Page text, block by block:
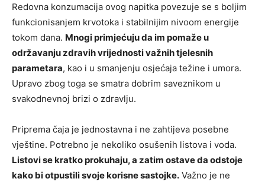
Redovna konzumacija ovog napitka povezuje se s boljim
funkcionisanjem krvotoka i stabilnijim nivoom energije
tokom dana. Mnogi primjećuju da im pomaže u
održavanju zdravih vrijednosti važnih tjelesnih
parametara, kao i u smanjenju osjećaja težine i umora.
Upravo zbog toga se smatra dobrim saveznikom u
svakodnevnoj brizi o zdravlju.
Priprema čaja je jednostavna i ne zahtijeva posebne
vještine. Potrebno je nekoliko osušenih listova i voda.
Listovi se kratko prokuhaju, a zatim ostave da odstoje
kako bi otpustili svoje korisne sastojke. Važno je ne